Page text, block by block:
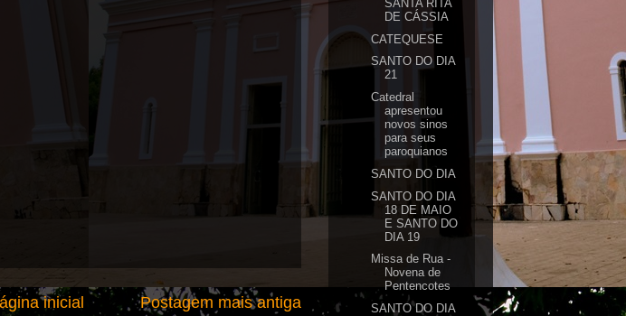
Postagem mais antiga
inicial
SANTA RITA
DE CÁSSIA
CATEQUESE
SANTO DO DIA
21
Catedral
apresentou
novos sinos
para seus
paroquianos
SANTO DO DIA
SANTO DO DIA
18 DE MAIO
E SANTO DO
DIA 19
Missa de Rua -
Novena de
Pentencotes
SANTO DO DIA